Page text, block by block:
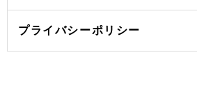
プライバシーポリシー